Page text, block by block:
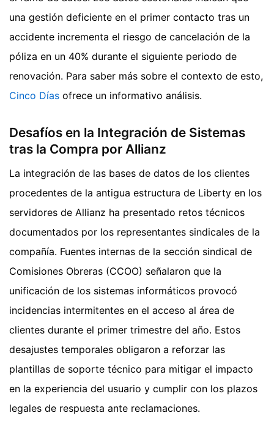
una gestión deficiente en el primer contacto tras un
accidente incrementa el riesgo de cancelación de la
póliza en un 40% durante el siguiente periodo de
renovación. Para saber más sobre el contexto de esto,
Cinco Días ofrece un informativo análisis.
Desafíos en la Integración de Sistemas
tras la Compra por Allianz
La integración de las bases de datos de los clientes
procedentes de la antigua estructura de Liberty en los
servidores de Allianz ha presentado retos técnicos
documentados por los representantes sindicales de la
compañía. Fuentes internas de la sección sindical de
Comisiones Obreras (CCOO) señalaron que la
unificación de los sistemas informáticos provocó
incidencias intermitentes en el acceso al área de
clientes durante el primer trimestre del año. Estos
desajustes temporales obligaron a reforzar las
plantillas de soporte técnico para mitigar el impacto
en la experiencia del usuario y cumplir con los plazos
legales de respuesta ante reclamaciones.